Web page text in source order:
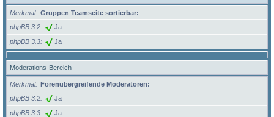
Merkmal
Gruppen Teamseite sortierbar:
phpBB 3.2
Ja
phpBB 3.3 Ja
Moderations-Bereich
Merkmal
Forenübergreifende Moderatoren:
phpBB 3.2
Ja
phpBB 3.3 Ja